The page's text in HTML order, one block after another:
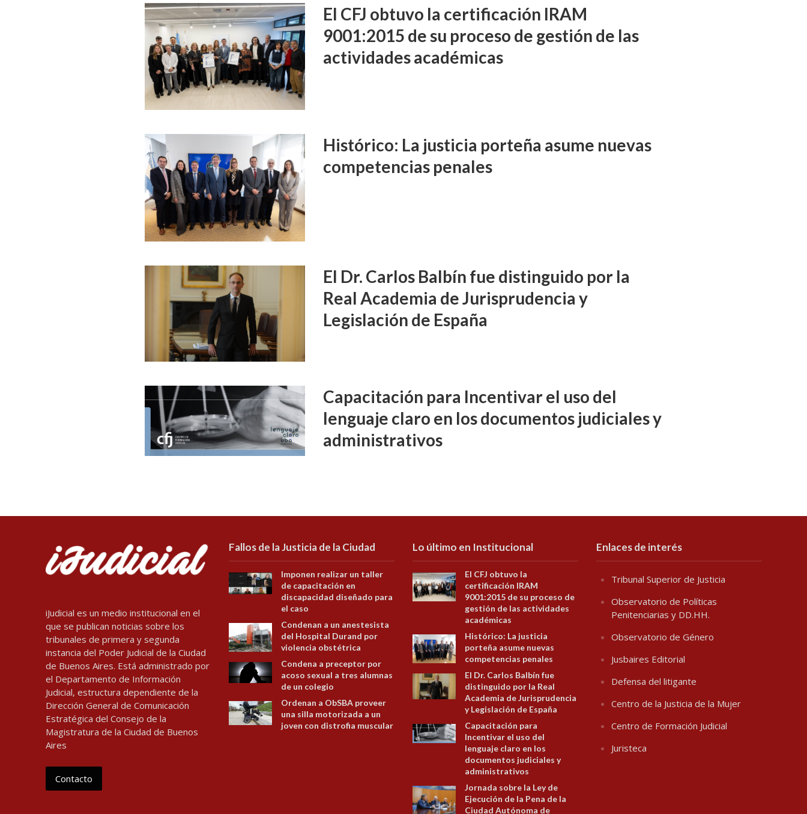
El CFJ obtuvo la certificación IRAM
9001:2015 de su proceso de gestión de las
actividades académicas
Histórico: La justicia porteña asume nuevas
competencias penales
El Dr. Carlos Balbín fue distinguido por la
Real Academia de Jurisprudencia y
Legislación de España
Capacitación para Incentivar el uso del
lenguaje claro en los documentos judiciales y
administrativos
iJudicial es un medio institucional en el
que se publican noticias sobre los
tribunales de primera y segunda
instancia del Poder Judicial de la Ciudad
de Buenos Aires. Está administrado por
el Departamento de Información
Judicial, estructura dependiente de la
Dirección General de Comunicación
Estratégica del Consejo de la
Magistratura de la Ciudad de Buenos
Aires
Contacto
Fallos de la Justicia de la Ciudad
Imponen realizar un taller
de capacitación en
discapacidad diseñado para
el caso
Condenan a un anestesista
del Hospital Durand por
violencia obstétrica
Condena a preceptor por
acoso sexual a tres alumnas
de un colegio
Ordenan a ObSBA proveer
una silla motorizada a un
joven con distrofia muscular
Lo último en Institucional
El CFJ obtuvo la
certificación IRAM
9001:2015 de su proceso de
gestión de las actividades
académicas
Histórico: La justicia
porteña asume nuevas
competencias penales
El Dr. Carlos Balbín fue
distinguido por la Real
Academia de Jurisprudencia
y Legislación de España
Capacitación para
Incentivar el uso del
lenguaje claro en los
documentos judiciales y
administrativos
Jornada sobre la Ley de
Ejecución de la Pena de la
Ciudad Autónoma de
Enlaces de interés
Tribunal Superior de Justicia
Observatorio de Políticas
Penitenciarias y DD.HH.
Observatorio de Género
Jusbaires Editorial
Defensa del litigante
Centro de la Justicia de la Mujer
Centro de Formación Judicial
Juristeca